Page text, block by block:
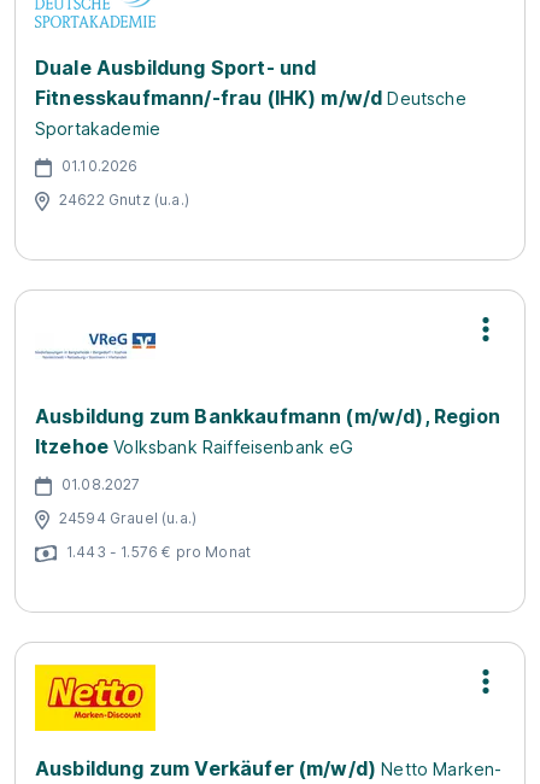
Duale Ausbildung Sport- und
Fitnesskaufmann/-frau (IHK) m/w/d Deutsche
Sportakademie
01.10.2026
24622 Gnutz (u.a.)
Ausbildung zum Bankkaufmann (m/w/d), Region
Itzehoe Volksbank Raiffeisenbank eG
01.08.2027
24594 Grauel (u.a.)
1.443 - 1.576 € pro Monat
Ausbildung zum Verkäufer (m/w/d) Netto Marken-